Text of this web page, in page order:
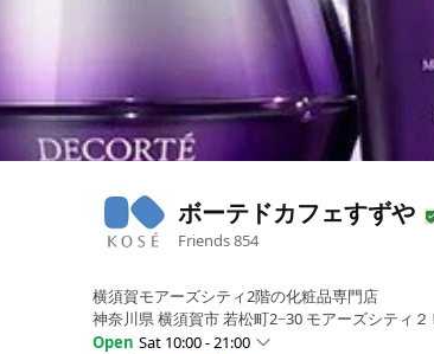
ボーテドカフェすずや
Friends854
横須賀モアーズシティ2階の化粧品専門店
神奈川県 横須賀市 若松町2−30 モアーズシティ２
Open Sat 10:00 - 21:00